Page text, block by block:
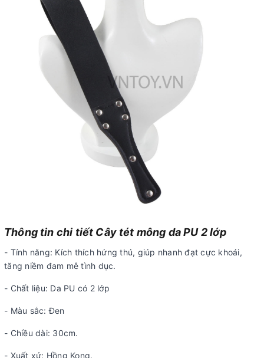
Thông tin chi tiết Cây tét mông da PU 2 lớp
- Tính năng: Kích thích hứng thú, giúp nhanh đạt cực khoái,
tăng niềm đam mê tình dục.
- Chất liệu: Da PU có 2 lớp
- Màu sắc: Đen
- Chiều dài: 30cm.
- Xuất xứ: Hồng Kong.